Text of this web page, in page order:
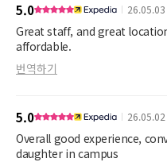
5.0 26.05.03
Great staff, and great
affordable.
번역하기
5.0 26.05.02
Overall good experience,
daughter in campus